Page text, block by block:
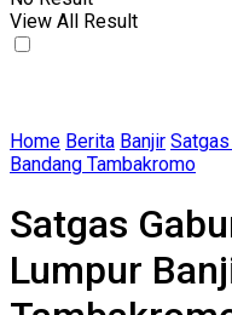
View All Result
Home Berita Banjir
Bandang Tambakromo
Satgas
Lumpur